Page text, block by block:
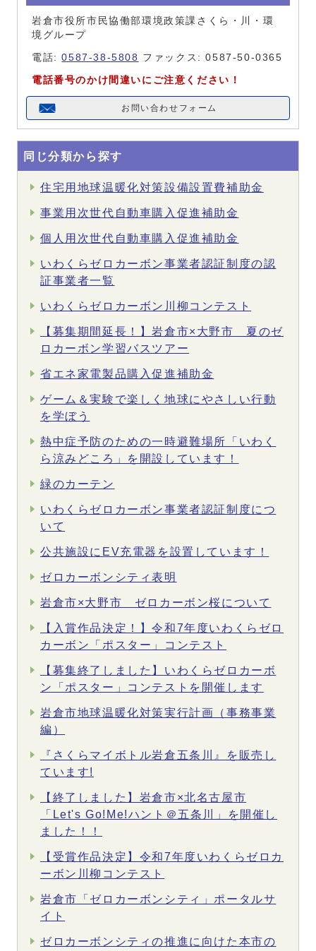
岩倉市役所市民協働部環境政策課さくら・川・環
境グループ
電話:0587-38-5808 ファックス: 0587-50-0365
電話番号のかけ間違いにご注意ください！
お問い合わせフォーム
同じ分類から探す
住宅用地球温暖化対策設備設置費補助金
事業用次世代自動車購入促進補助金
個人用次世代自動車購入促進補助金
いわくらゼロカーボン事業者認証制度の認
証事業者一覧
いわくらゼロカーボン川柳コンテスト
【募集期間延長！】岩倉市×大野市 夏のゼ
ロカーボン学習バスツアー
省エネ家電製品購入促進補助金
ゲーム＆実験で楽しく地球にやさしい行動
を学ぼう
熱中症予防のための一時避難場所「いわく
ら涼みどころ」を開設しています！
緑のカーテン
いわくらゼロカーボン事業者認証制度につ
いて
公共施設にEV充電器を設置しています！
ゼロカーボンシティ表明
岩倉市×大野市 ゼロカーボン桜について
【入賞作品決定！】令和7年度いわくらゼロ
カーボン「ポスター」コンテスト
【募集終了しました】いわくらゼロカーボ
ン「ポスター」コンテストを開催します
岩倉市地球温暖化対策実行計画（事務事業
編）
『さくらマイボトル岩倉五条川』を販売し
ています!
【終了しました】岩倉市×北名古屋市
「Let's Go!Me!ハント＠五条川」を開催し
ました！！
【受賞作品決定】令和7年度いわくらゼロカ
ーボン川柳コンテスト
岩倉市「ゼロカーボンシティ」ポータルサ
イト
ゼロカーボンシティの推進に向けた本市の